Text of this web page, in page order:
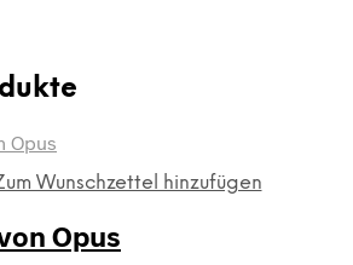
Wunschzettel hinzufügen
Opus